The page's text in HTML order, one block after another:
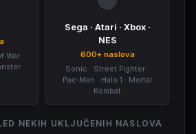
War ·
Sega · Atari · Xbox ·
NES
600+ naslova
Sonic · Street Fighter ·
Pac‑Man · Halo 1 · Mortal
Kombat
NEKIH UKLJUČENIH NASLOVA